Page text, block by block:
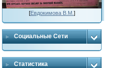
[Евдокимова В.М. ]
Социальные Сети
Статистика